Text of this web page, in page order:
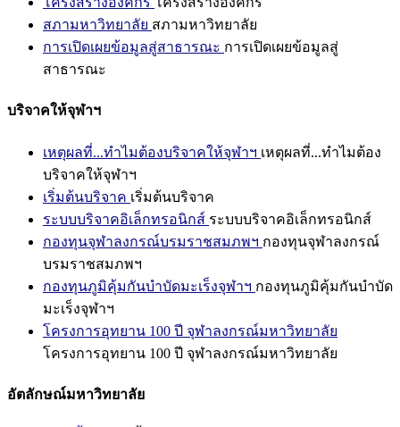
สภามหาวิทยาลัย สภามหาวิทยาลัย
การเปิดเผยข้อมูลสู่สาธารณะ การเปิดเผยข้อมูลสู่
สาธารณะ
บริจาคให้จุฬาฯ
เหตุผลที่...ทำไมต้องบริจาคให้จุฬาฯ เหตุผลที่...ทำไมต้อง
บริจาคให้จุฬาฯ
เริ่มต้นบริจาค เริ่มต้นบริจาค
ระบบบริจาคอิเล็กทรอนิกส์ ระบบบริจาคอิเล็กทรอนิกส์
กองทุนจุฬาลงกรณ์บรมราชสมภพฯ กองทุนจุฬาลงกรณ์
บรมราชสมภพฯ
กองทุนภูมิคุ้มกันบำบัดมะเร็งจุฬาฯ กองทุนภูมิคุ้มกันบำบัด
มะเร็งจุฬาฯ
โครงการอุทยาน 100 ปี จุฬาลงกรณ์มหาวิทยาลัย
โครงการอุทยาน 100 ปี จุฬาลงกรณ์มหาวิทยาลัย
อัตลักษณ์มหาวิทยาลัย